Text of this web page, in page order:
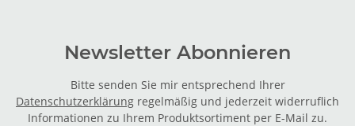
Newsletter Abonnieren
Bitte senden Sie mir entsprechend Ihrer
Datenschutzerklärung regelmäßig und jederzeit widerruflich
Informationen zu Ihrem Produktsortiment per E-Mail zu.